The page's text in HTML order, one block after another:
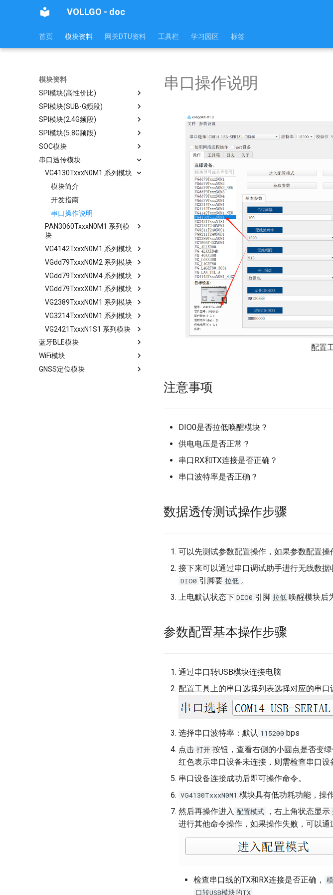
VOLLGO - doc
首页 模块资料 网关DTU资料 工具栏 学习园区 标签
模块资料
SPI模块(高性价比)
PAN3060SxxxN0M1
模块简介
开发指南
SPI模块(SUB-G频段)
LLCC68
模块简介
开发指南
SX1262、SX1268
模块简介
开发指南
SX1278、SX1276
模块简介
开发指南
SX1231
模块简介
开发指南
PAN3120
模块简介
开发指南
PAN3029
模块简介
开发指南
PAN3060
模块简介
开发指南
PAN3031
模块简介
开发指南
PAN3020
模块简介
开发指南
Si4438、Si4463
模块简介
开发指南
CMT2300A
模块简介
开发指南
A7169
模块简介
开发指南
SPI模块(2.4G频段)
SX128x
模块简介
开发指南
Si24R1、NRF24L01
模块简介
开发指南
XN297
模块简介
开发指南
SPI模块(5.8G频段)
A5133
模块简介
开发指南
SOC模块
EFR32FG23LTxxxN0S1 系列
模块
模块简介
开发指南
VG43F6TxxxN0S1 系列模块
模块简介
开发指南
芯片功能简介
串口透传模块
VG4130TxxxN0M1 系列模块
模块简介
开发指南
串口操作说明
PAN3060TxxxN0M1 系列模
块
模块简介
开发指南
串口操作说明
VG4142TxxxN0M1 系列模块
模块简介
开发指南
串口操作说明
VGdd79TxxxN0M2 系列模块
模块简介
开发指南
串口操作说明
VGdd79TxxxN0M4 系列模块
模块简介
开发指南
串口操作说明
VGdd79TxxxX0M1 系列模块
模块简介
开发指南
串口操作说明
VG2389TxxxN0M1 系列模块
模块简介
开发指南
串口操作说明
VG3214TxxxN0M1 系列模块
模块简介
开发指南
串口操作说明
VG2421TxxxN1S1 系列模块
模块简介
开发指南
串口操作说明
蓝牙BLE模块
VG218T240N0S1 模块
模块简介
VG6328A-Plus、VG6328A-
WiFi模块
VG43T240N0M1 模块
GNSS定位模块
串口操作说明
配置
注意事项
DIO0是否拉低唤醒模块？
供电电压是否正常？
串口RX和TX连接是否正确？
串口波特率是否正确？
数据透传测试操作步骤
可以先测试参数配置操作，如果参数配置操
接下来可以通过串口调试助手进行无线数
DIO0 引脚要 拉低 。
上电默认状态下 DIO0 引脚 拉低 唤醒模块后
参数配置基本操作步骤
通过串口转USB模块连接电脑
配置工具上的串口选择列表选择对应的串
选择串口波特率：默认 115200 bps
点击 打开 按钮，查看右侧的小圆点是否变
红色表示串口设备未连接，则需检查串口设
串口设备连接成功后即可操作命令。
VG4130TxxxN0M1 模块具有低功耗功能，操
然后再操作进入 配置模式 ，右上角状态显示
进行其他命令操作，如果操作失败，可以通
检查串口线的TX和RX连接是否正确，
口转USB模块的TX